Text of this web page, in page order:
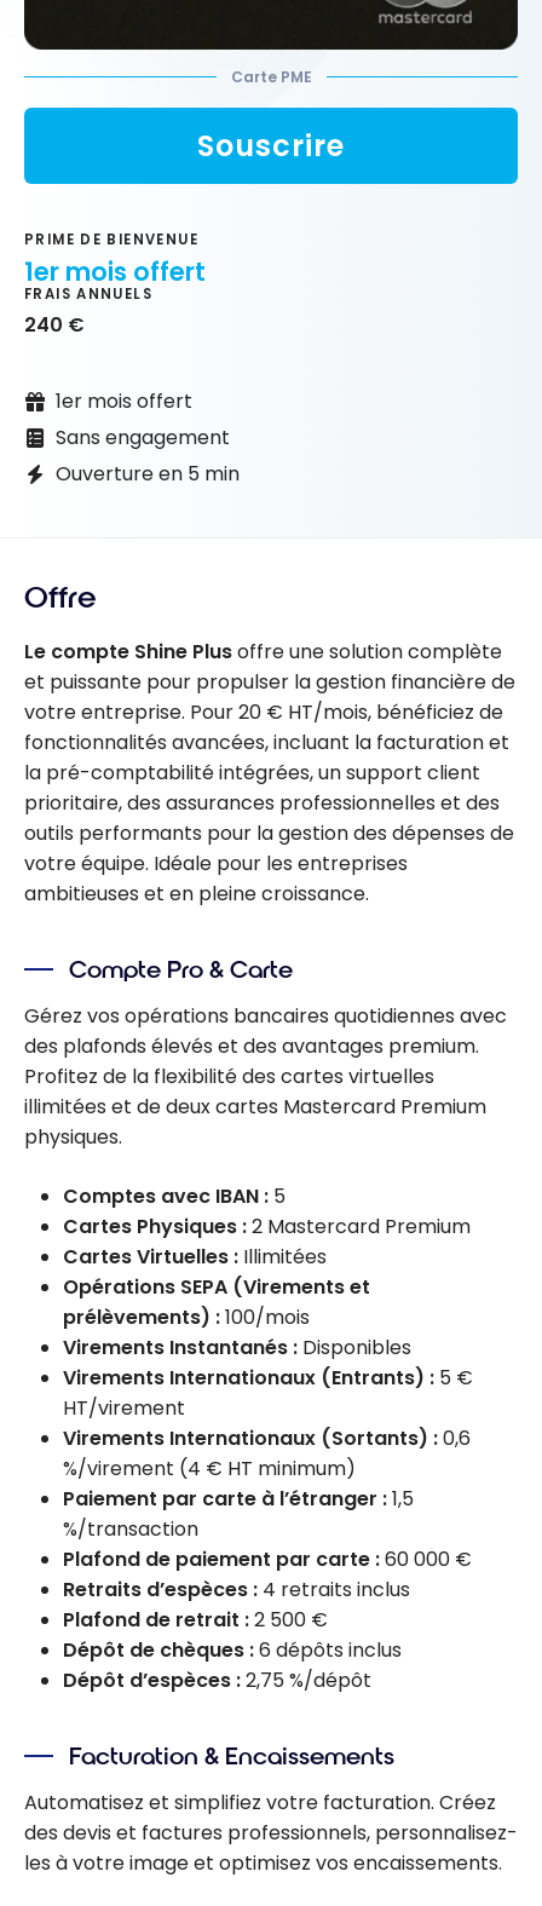
Carte PME
Souscrire
PRIME DE BIENVENUE
1er mois offert
FRAIS ANNUELS
240 €
1er mois offert
Sans engagement
Ouverture en 5 min
Offre
Le compte Shine Plusoffre une solution complète
et puissante pour propulser la gestion financière de
votre entreprise. Pour 20 € HT/mois, bénéficiez de
fonctionnalités avancées, incluant la facturation et
la pré-comptabilité intégrées, un support client
prioritaire, des assurances professionnelles et des
outils performants pour la gestion des dépenses de
votre équipe. Idéale pour les entreprises
ambitieuses et en pleine croissance.
Compte Pro & Carte
Gérez vos opérations bancaires quotidiennes avec
des plafonds élevés et des avantages premium.
Profitez de la flexibilité des cartes virtuelles
illimitées et de deux cartes Mastercard Premium
physiques.
Comptes avec IBAN : 5
Cartes Physiques :2 Mastercard Premium
Cartes Virtuelles : Illimitées
Opérations SEPA (Virements et
prélèvements) :100/mois
Virements Instantanés : Disponibles
Virements Internationaux (Entrants) : 5 €
HT/virement
Virements Internationaux (Sortants) :0,6
%/virement (4 € HT minimum)
Paiement par carte à l’étranger :1,5
%/transaction
Plafond de paiement par carte :60 000 €
Retraits d’espèces : 4 retraits inclus
Plafond de retrait :2 500 €
Dépôt de chèques :6 dépôts inclus
Dépôt d’espèces :2,75 %/dépôt
Facturation & Encaissements
Automatisez et simplifiez votre facturation. Créez
des devis et factures professionnels, personnalisez-
les à votre image et optimisez vos encaissements.